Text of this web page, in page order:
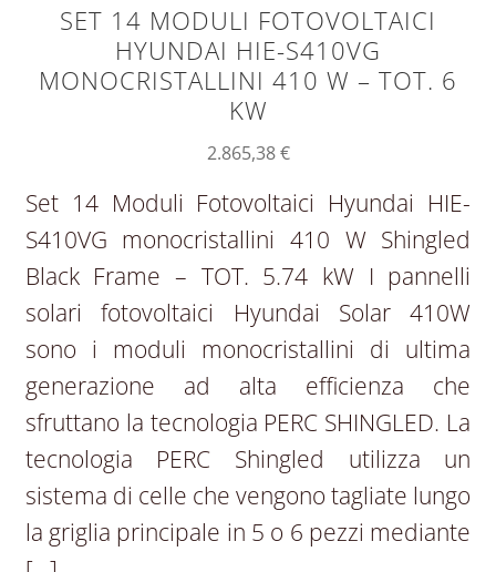
SET 14 MODULI FOTOVOLTAICI
HYUNDAI HIE-S410VG
MONOCRISTALLINI 410 W – TOT. 6
KW
2.865,38€
Set 14 Moduli Fotovoltaici Hyundai HIE-
S410VG monocristallini 410 W Shingled
Black Frame – TOT. 5.74 kW I pannelli
solari fotovoltaici Hyundai Solar 410W
sono i moduli monocristallini di ultima
generazione ad alta efficienza che
sfruttano la tecnologia PERC SHINGLED. La
tecnologia PERC Shingled utilizza un
sistema di celle che vengono tagliate lungo
la griglia principale in 5 o 6 pezzi mediante